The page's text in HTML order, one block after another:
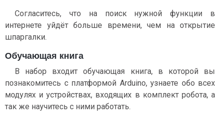
Согласитесь, что на поиск нужной функции в
интернете уйдёт больше времени, чем на открытие
шпаргалки.
Обучающая книга
В набор входит обучающая книга, в которой вы
познакомитесь с платформой Arduino, узнаете обо всех
модулях и устройствах, входящих в комплект робота, а
так же научитесь с ними работать.